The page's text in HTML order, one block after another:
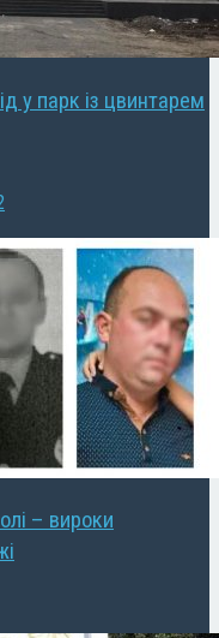
у парк із цвинтарем
– вироки